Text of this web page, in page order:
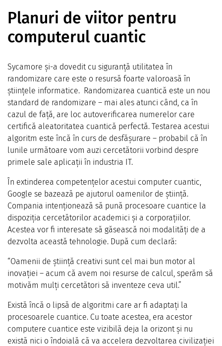
Planuri de viitor pentru
computerul cuantic
Sycamore și-a dovedit cu siguranță utilitatea în
randomizare care este o resursă foarte valoroasă în
științele informatice. Randomizarea cuantică este un nou
standard de randomizare – mai ales atunci când, ca în
cazul de față, are loc autoverificarea numerelor care
certifică aleatoritatea cuantică perfectă. Testarea acestui
algoritm este încă în curs de desfășurare – probabil că în
lunile următoare vom auzi cercetătorii vorbind despre
primele sale aplicații în industria IT.
În extinderea competențelor acestui computer cuantic,
Google se bazează pe ajutorul oamenilor de știință.
Compania intenționează să pună procesoare cuantice la
dispoziția cercetătorilor academici și a corporațiilor.
Acestea vor fi interesate să găsească noi modalități de a
dezvolta această tehnologie. După cum declară:
“Oamenii de știință creativi sunt cel mai bun motor al
inovației – acum că avem noi resurse de calcul, sperăm să
motivăm mulți cercetători să inventeze ceva util.”
Există încă o lipsă de algoritmi care ar fi adaptați la
procesoarele cuantice. Cu toate acestea, era acestor
computere cuantice este vizibilă deja la orizont și nu
există nici o îndoială că va accelera dezvoltarea civilizației